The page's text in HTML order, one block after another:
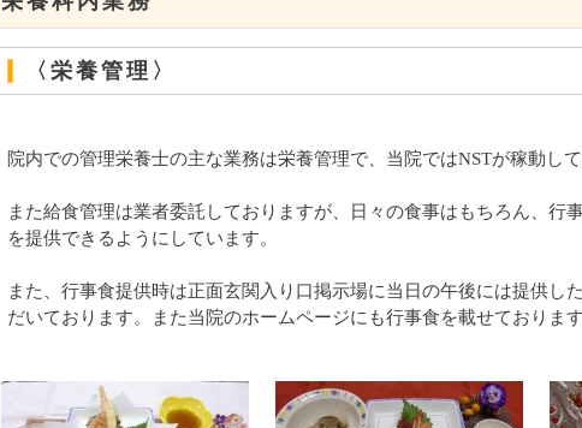
〈栄養管理〉
院内での管理栄養士の主な業務は栄養管理で、当院ではNSTが稼動し
また給食管理は業者委託しておりますが、日々の食事はもちろん、
を提供できるようにしています。
また、行事食提供時は正面玄関入り口掲示場に当日の午後には提供し
だいております。また当院のホームページにも行事食を載せておりま